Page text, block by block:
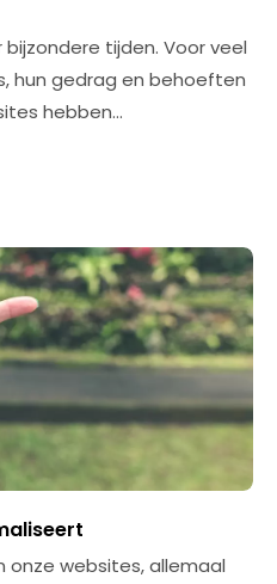
tijden. Voor veel
hun gedrag en behoeften
hebben…
onze websites, allemaal